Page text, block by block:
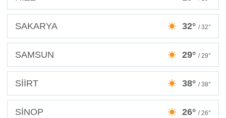
SAKARYA 32° / 32°
SAMSUN 29° / 29°
SİİRT 38° / 38°
SİNOP 26° / 26°